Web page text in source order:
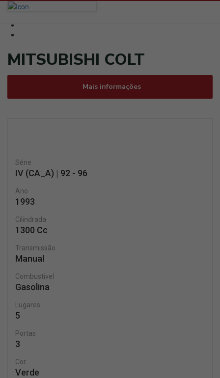
MITSUBISHI COLT
Mais informações
Série
IV (CA_A) | 92 - 96
Ano
1993
Cilindrada
1300 Cc
Transmissão
Manual
Combustivel
Gasolina
Lugares
5
Portas
3
Cor
Verde